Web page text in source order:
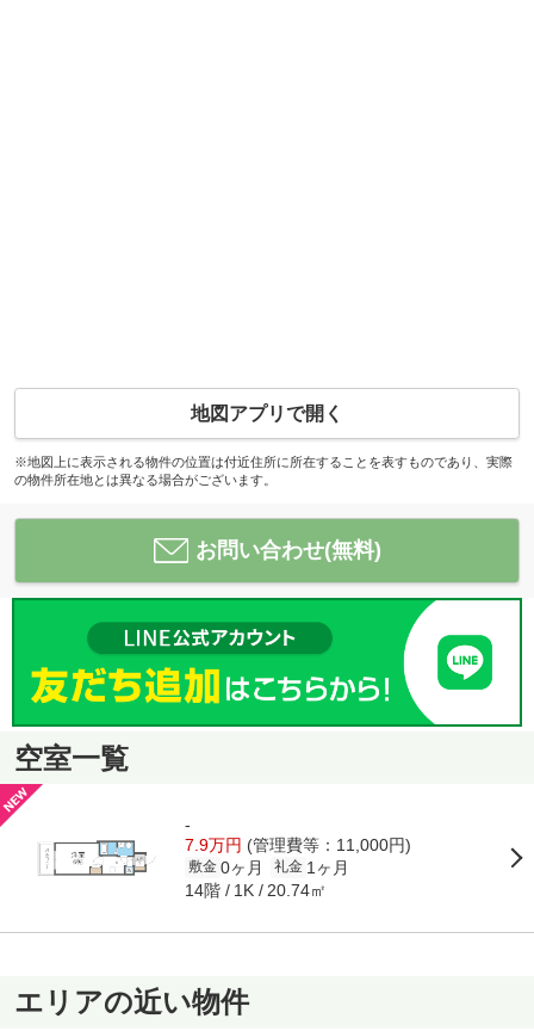
地図アプリで開く
※地図上に表示される物件の位置は付近住所に所在することを表すものであり、実際
の物件所在地とは異なる場合がございます。
お問い合わせ(無料)
空室一覧
-
7.9万円 (管理費等：11,000円)
敷金 0ヶ月 礼金 1ヶ月
14階 1K 20.74㎡
エリアの近い物件